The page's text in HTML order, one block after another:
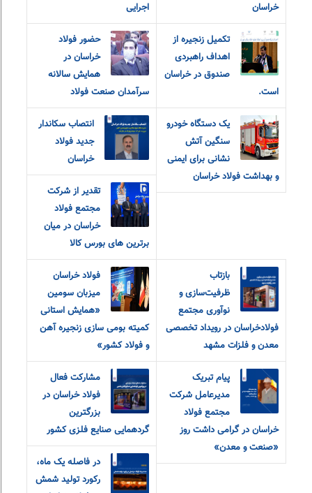
خراسان
اجرایی
تکمیل زنجیره از
اهداف راهبردی
صندوق در خراسان
است.
حضور فولاد
خراسان در
همایش سالانه
سرآمدان صنعت فولاد
یک دستگاه خودرو
سنگین آتش
نشانی برای ایمنی
و بهداشت فولاد خراسان
انتصاب سکاندار
جدید فولاد
خراسان
تقدیر از شرکت
مجتمع فولاد
خراسان در میان
برترین های بورس کالا
بازتاب
ظرفیت‌سازی و
نوآوری مجتمع
فولادخراسان در رویداد تخصصی
معدن و فلزات مشهد
فولاد خراسان
میزبان سومین
«همایش استانی
کمیته بومی سازی زنجیره آهن
و فولاد کشور»
پیام تبریک
مدیرعامل شرکت
مجتمع فولاد
خراسان در گرامی داشت روز
«صنعت و معدن»
مشارکت فعال
فولاد خراسان در
بزرگترین
گردهمایی صنایع فلزی کشور
در فاصله یک ماه،
رکورد تولید شمش